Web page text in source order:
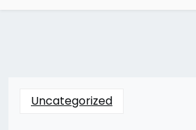
Uncategorized